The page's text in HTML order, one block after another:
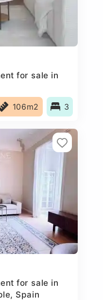
for sale in
106m2 3
for sale in
Spain